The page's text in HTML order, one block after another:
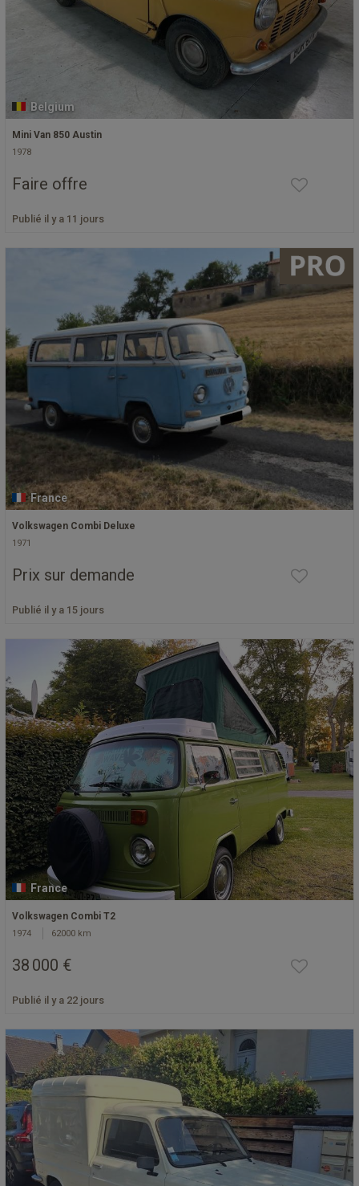
Belgium
Mini Van 850 Austin
1978
Faire offre
Publié il y a 11 jours
France
Volkswagen Combi Deluxe
1971
Prix sur demande
Publié il y a 15 jours
France
Volkswagen Combi T2
1974 62000 km
38 000 €
Publié il y a 22 jours